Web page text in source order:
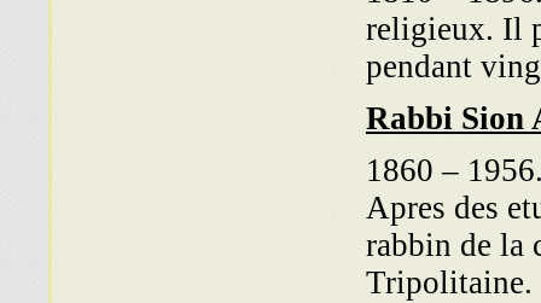
religieux. Il
pendant
Rabbi Sion
1860 –
Apres des
rabbin de la
Tripolitaine.